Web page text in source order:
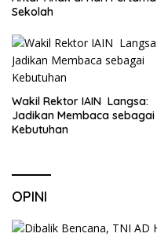
Sekolah
Wakil Rektor IAIN Langsa:
Jadikan Membaca sebagai
Kebutuhan
OPINI